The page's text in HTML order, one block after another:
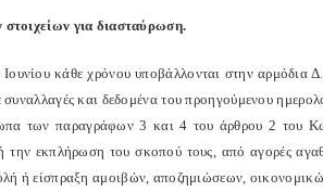
για διασταύρωση.
κάθε χρόνου υποβάλλονται στην αρμόδια
και δεδομένα του προηγούμενου
των παραγράφων 3 και 4 του άρθρου 2 του
την εκπλήρωση του σκοπού τους, από αγορές
ή είσπραξη αμοιβών, αποζημιώσεων,